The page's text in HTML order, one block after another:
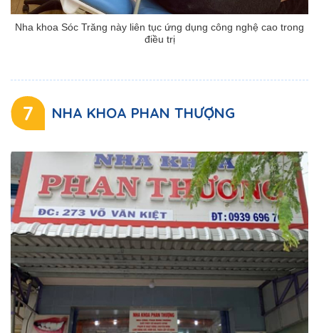
Nha khoa Sóc Trăng này liên tục ứng dụng công nghệ cao trong
điều trị
7 NHA KHOA PHAN THƯỢNG